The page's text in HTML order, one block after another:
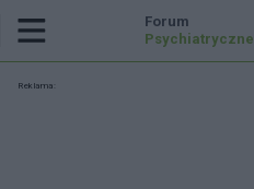
Forum
Psychiatryczne
Reklama: